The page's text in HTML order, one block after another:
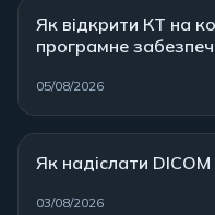
Як відкрити КТ на
програмне
05/08/2026
Як надіслати
03/08/2026